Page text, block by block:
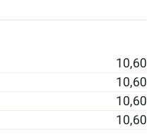
10,60
10,60
10,60
10,60